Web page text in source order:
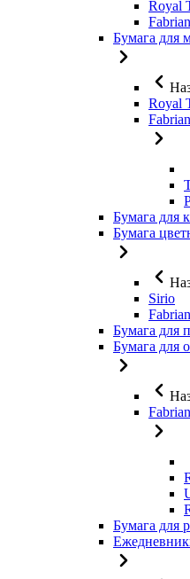
Royal
Бумага для
Royal
Бумага для
Бумага
Sirio
Бумага для
Бумага для
Бумага для